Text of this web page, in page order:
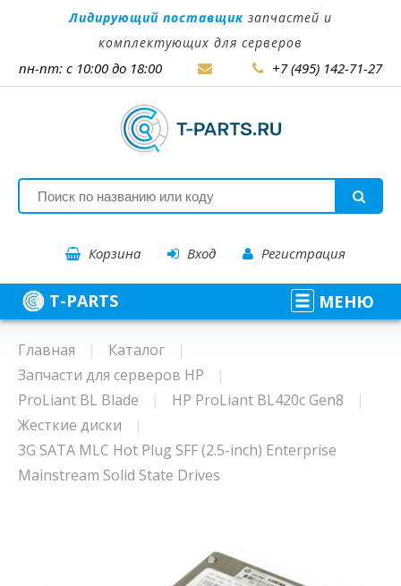
Лидирующий поставщик запчастей и
комплектующих для серверов
пн-пт: с 10:00 до 18:00 +7 (495) 142-71-27
Корзина Вход Регистрация
T-PARTS МЕНЮ
Главная
Каталог
Запчасти для серверов HP
ProLiant BL Blade
HP ProLiant BL420c Gen8
Жесткие диски
3G SATA MLC Hot Plug SFF (2.5-inch) Enterprise
Mainstream Solid State Drives